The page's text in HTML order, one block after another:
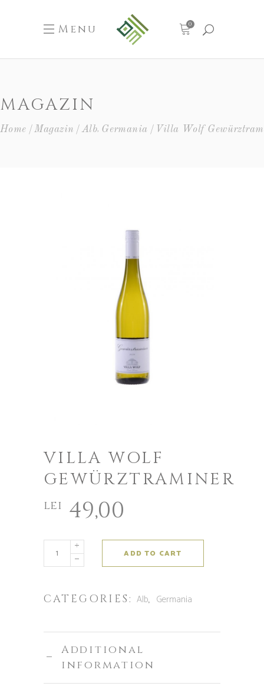
Menu 0
MAGAZIN
Home Magazin Alb, Germania Villa Wolf
VILLA WOLF
GEWÜRZTRAMINER
lei 49,00
ADD TO CART
CATEGORIES:Alb, Germania
Additional
information